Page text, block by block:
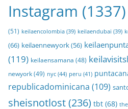
Instagram (1337)
(51) keilaencolombia (39) keilaendubai (39)
(66) keilaennewyork(56)
(119) keilaensamana (48)
newyork(49) nyc (44) peru (41)
republicadominicana (109)
sheisnotlost(236) tbt (68)